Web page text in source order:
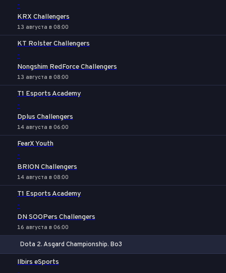
-
KRX Challengers
13 августа в 08:00
KT Rolster Challengers
-
Nongshim RedForce Challengers
13 августа в 08:00
T1 Esports Academy
-
Dplus Challengers
14 августа в 06:00
FearX Youth
-
BRION Challengers
14 августа в 08:00
T1 Esports Academy
-
DN SOOPers Challengers
16 августа в 06:00
Dota 2. Asgard Championship. Bo3
Ilbirs eSports